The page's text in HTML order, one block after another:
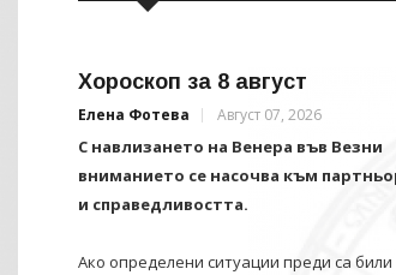
Хороскоп за 8 август
Елена Фотева Август 07, 2026
С навлизането на Венера във Везни
вниманието се насочва към
и справедливостта.
Ако определени ситуации преди са били